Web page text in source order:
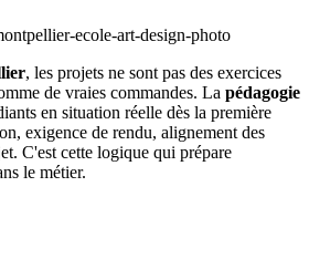
, les projets ne sont pas des exercices
de vraies commandes. La pédagogie
en situation réelle dès la première
exigence de rendu, alignement des
C'est cette logique qui prépare
le métier.